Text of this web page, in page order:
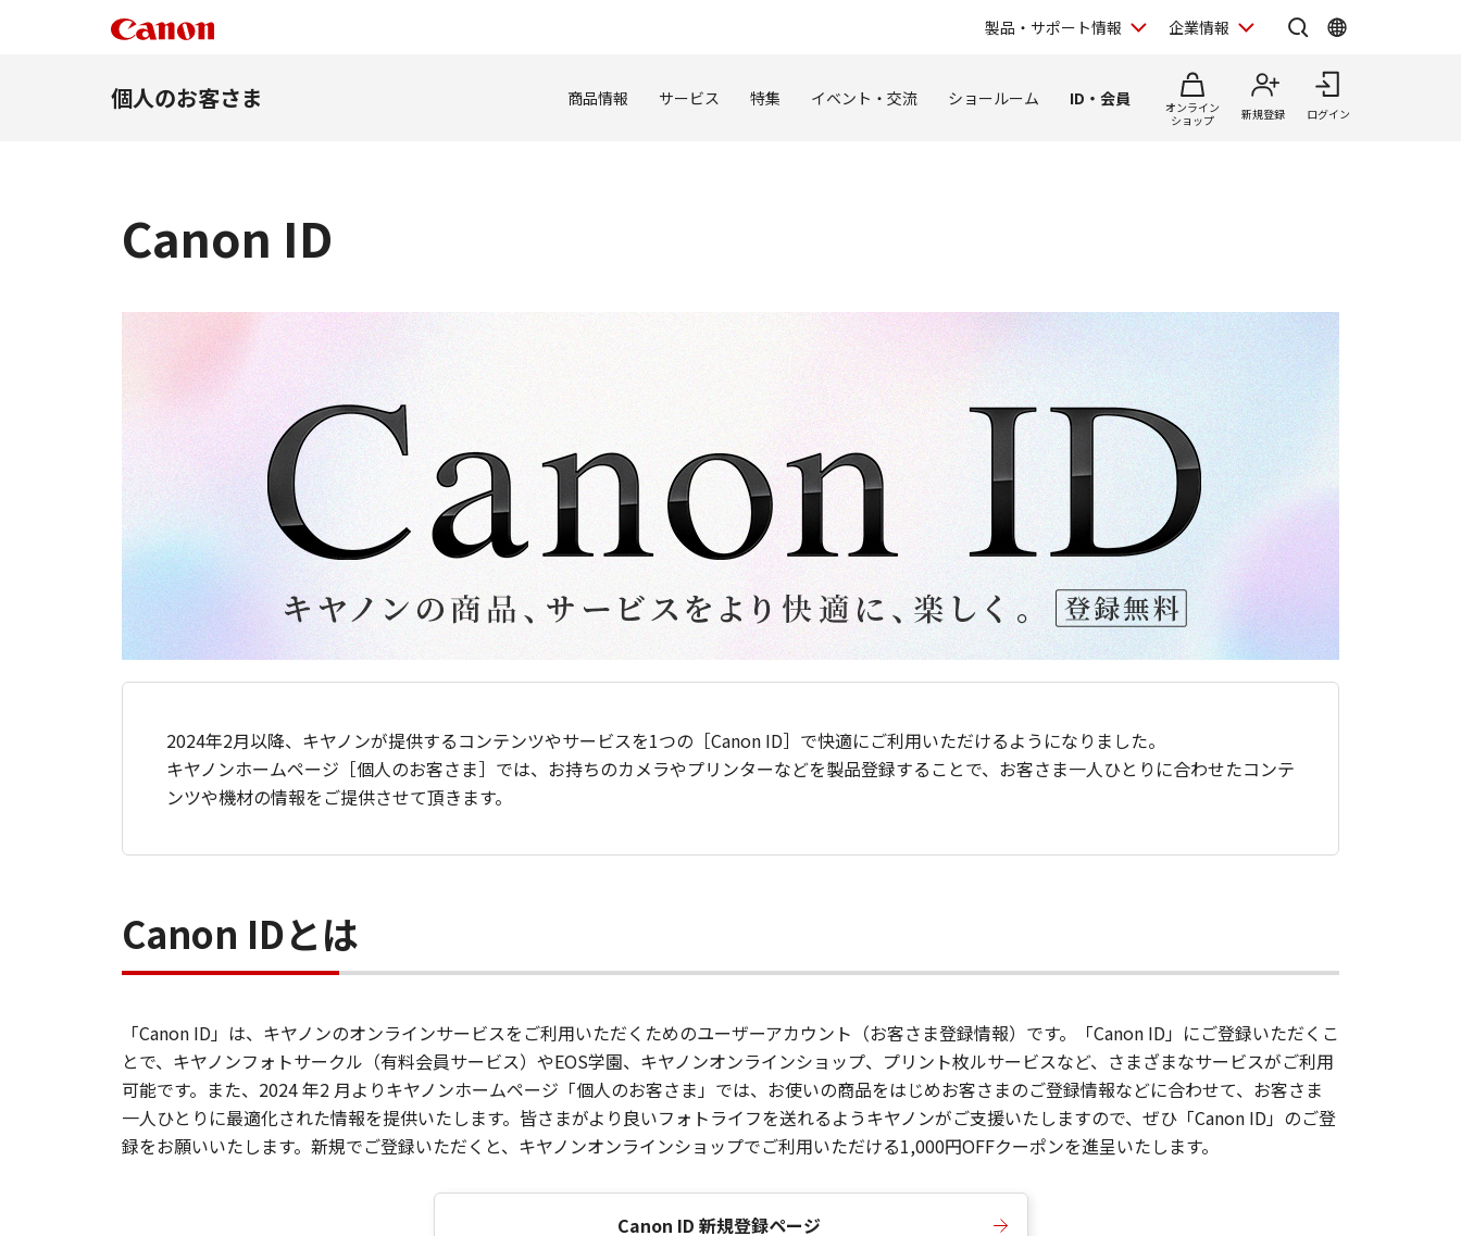
製品・サポート情報 企業情報
個人のお客さま 商品情報 サービス 特集 イベント・交流 ショールーム ID・会員
オンライン
ショップ
新規登録 ログイン
Canon ID
2024年2月以降、キヤノンが提供するコンテンツやサービスを1つの［Canon ID］で快適にご利用いただけるようになりました。
キヤノンホームページ［個人のお客さま］では、お持ちのカメラやプリンターなどを製品登録することで、お客さま一人ひとりに合わせたコンテ
ンツや機材の情報をご提供させて頂きます。
Canon IDとは
「Canon ID」は、キヤノンのオンラインサービスをご利用いただくためのユーザーアカウント（お客さま登録情報）です。「Canon ID」にご登録いただくこ
とで、キヤノンフォトサークル（有料会員サービス）やEOS学園、キヤノンオンラインショップ、プリント枚ルサービスなど、さまざまなサービスがご利用
可能です。また、2024 年2 月よりキヤノンホームページ「個人のお客さま」では、お使いの商品をはじめお客さまのご登録情報などに合わせて、お客さま
一人ひとりに最適化された情報を提供いたします。皆さまがより良いフォトライフを送れるようキヤノンがご支援いたしますので、ぜひ「Canon ID」のご登
録をお願いいたします。新規でご登録いただくと、キヤノンオンラインショップでご利用いただける1,000円OFFクーポンを進呈いたします。
Canon ID 新規登録ページ